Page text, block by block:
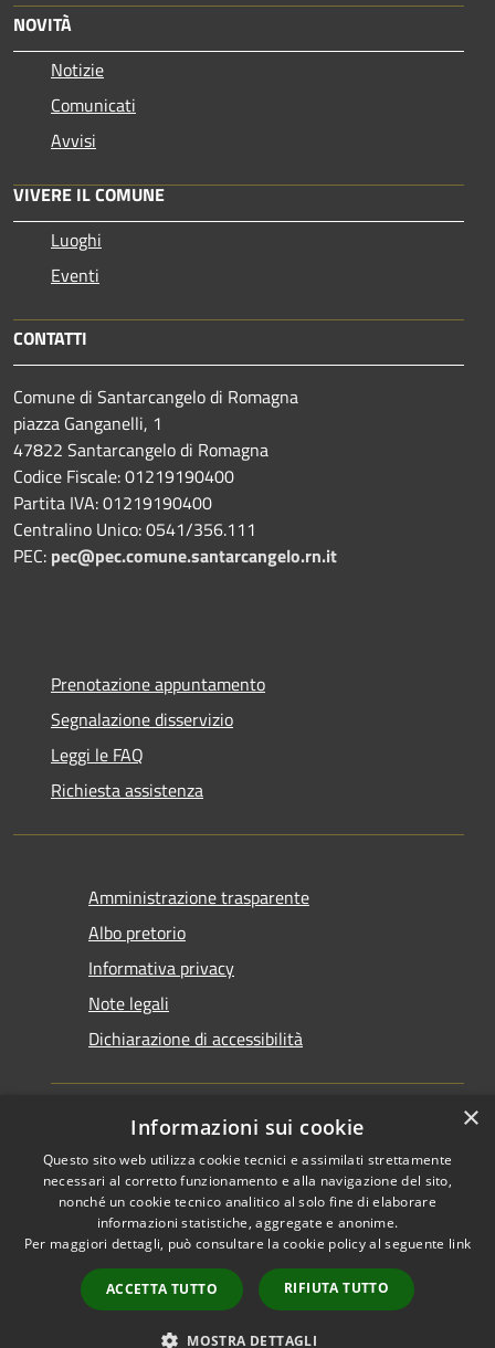
NOVITÀ
Notizie
Comunicati
Avvisi
VIVERE IL COMUNE
Luoghi
Eventi
CONTATTI
Comune di Santarcangelo di Romagna
piazza Ganganelli, 1
47822 Santarcangelo di Romagna
Codice Fiscale: 01219190400
Partita IVA: 01219190400
Centralino Unico: 0541/356.111
PEC: pec@pec.comune.santarcangelo.rn.it
Prenotazione appuntamento
Segnalazione disservizio
Leggi le FAQ
Richiesta assistenza
Amministrazione trasparente
Albo pretorio
Informativa privacy
Note legali
Dichiarazione di accessibilità
RSS
Accessibilità
Cookie
Mappa del sito
Piano di miglioramento
Copyright © 2026 • Comune di
Santarcangelo di Romagna •
Powered byMunicipium
Accesso redazione
×
Informazioni sui cookie
Questo sito web utilizza cookie tecnici e assimilati strettamente
necessari al corretto funzionamento e alla navigazione del sito,
nonché un cookie tecnico analitico al solo fine di elaborare
informazioni statistiche, aggregate e anonime.
Per maggiori dettagli, può consultare la cookie policy al seguente link
ACCETTA TUTTO RIFIUTA TUTTO
MOSTRA DETTAGLI